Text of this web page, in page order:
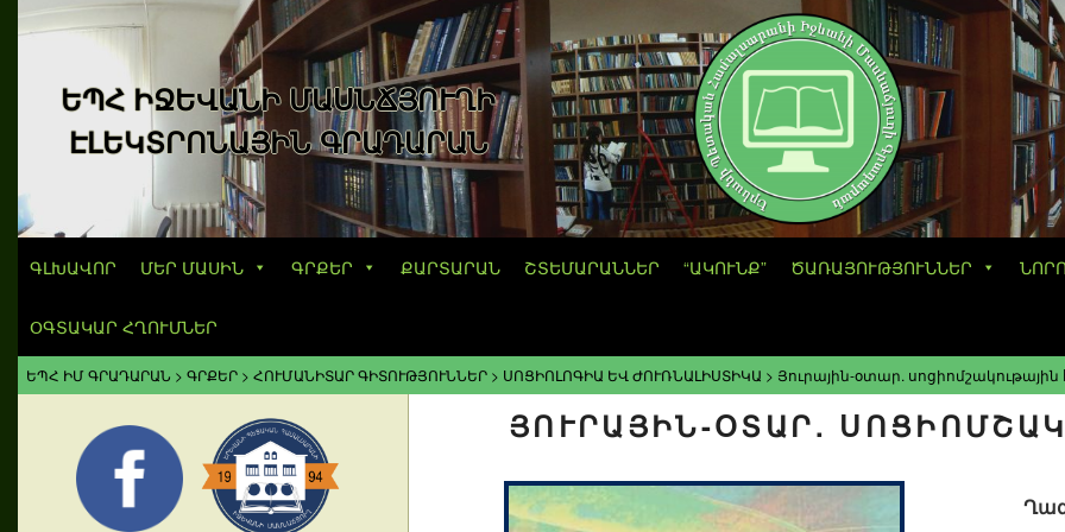
ԵՊՀ ԻՋԵՎԱՆԻ ՄԱՍՆՃՅՈՒՂԻ
ԷԼԵԿՏՐՈՆԱՅԻՆ ԳՐԱԴԱՐԱՆ
ԳԼԽԱՎՈՐ ՄԵՐ ՄԱՍԻՆ ԳՐՔԵՐ ՔԱՐՏԱՐԱՆ ՇՏԵՄԱՐԱՆՆԵՐ “ԱԿՈՒՆՔ” ԾԱՌԱՅՈՒԹՅՈՒՆՆԵՐ
ՕԳՏԱԿԱՐ ՀՂՈՒՄՆԵՐ
ԵՊՀ ԻՄ ԳՐԱԴԱՐԱՆ > ԳՐՔԵՐ > ՀՈՒՄԱՆԻՏԱՐ ԳԻՏՈՒԹՅՈՒՆՆԵՐ > ՍՈՑԻՈԼՈԳԻԱ ԵՎ ԺՈՒՌՆԱԼԻՍՏԻԿԱ > Յուրային-օտար.
ՅՈՒՐԱՅԻՆ-ՕՏԱՐ.